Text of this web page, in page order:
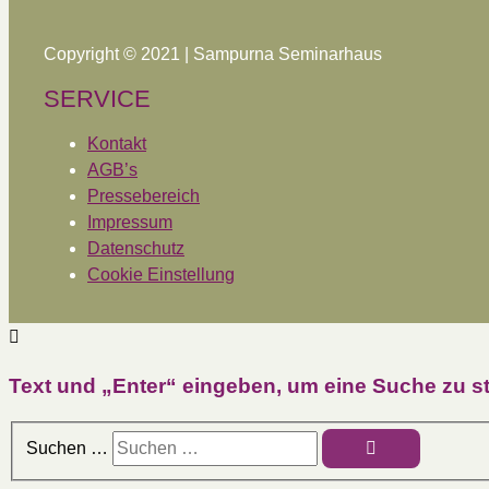
Copyright © 2021 | Sampurna Seminarhaus
SERVICE
Kontakt
AGB’s
Pressebereich
Impressum
Datenschutz
Cookie Einstellung
Text und „Enter“ eingeben, um eine Suche zu
Suchen …